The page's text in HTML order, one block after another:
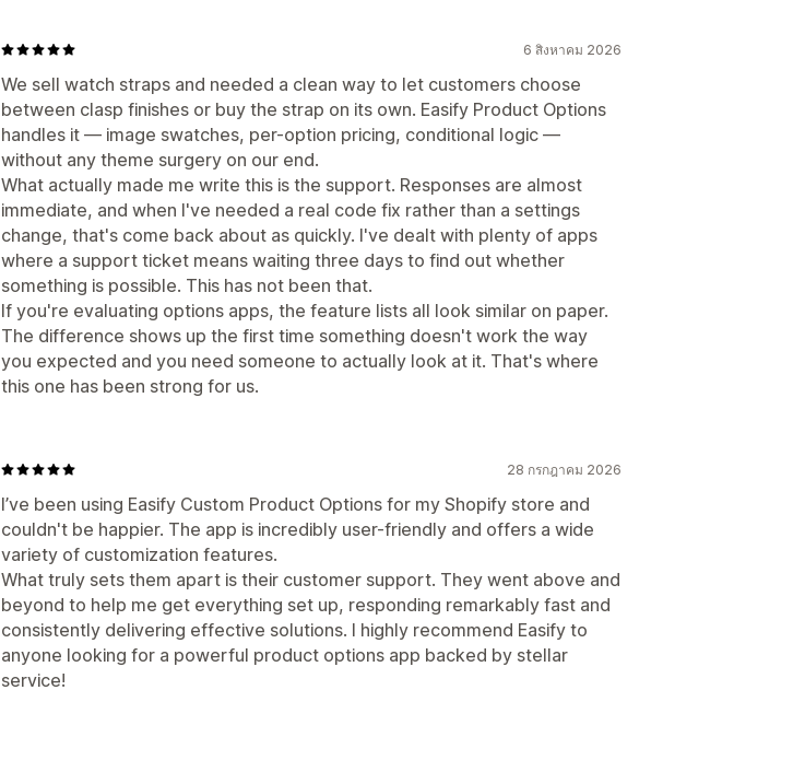
6 สิงหาคม 2026
We sell watch straps and needed a clean way to let customers choose
between clasp finishes or buy the strap on its own. Easify Product Options
handles it — image swatches, per-option pricing, conditional logic —
without any theme surgery on our end.
What actually made me write this is the support. Responses are almost
immediate, and when I've needed a real code fix rather than a settings
change, that's come back about as quickly. I've dealt with plenty of apps
where a support ticket means waiting three days to find out whether
something is possible. This has not been that.
If you're evaluating options apps, the feature lists all look similar on paper.
The difference shows up the first time something doesn't work the way
you expected and you need someone to actually look at it. That's where
this one has been strong for us.
28 กรกฎาคม 2026
I’ve been using Easify Custom Product Options for my Shopify store and
couldn't be happier. The app is incredibly user-friendly and offers a wide
variety of customization features.
What truly sets them apart is their customer support. They went above and
beyond to help me get everything set up, responding remarkably fast and
consistently delivering effective solutions. I highly recommend Easify to
anyone looking for a powerful product options app backed by stellar
service!